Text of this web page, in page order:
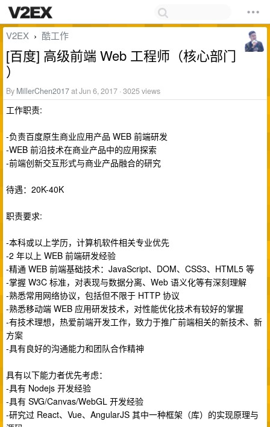
V2EX › 酷工作
[百度] 高级前端 Web 工程师（核心部门
）
By MillerChen2017at Jun 6, 2017 · 3025 views
工作职责:
-负责百度原生商业应用产品 WEB 前端研发
-WEB 前沿技术在商业产品中的应用探索
-前端创新交互形式与商业产品融合的研究
待遇：20K-40K
职责要求:
-本科或以上学历，计算机软件相关专业优先
-2 年以上 WEB 前端研发经验
-精通 WEB 前端基础技术：JavaScript、DOM、CSS3、HTML5 等
-掌握 W3C 标准，对表现与数据分离、Web 语义化等有深刻理解
-熟悉常用网络协议，包括但不限于 HTTP 协议
-熟悉移动端 WEB 应用研发技术，对性能优化技术有较好的掌握
-有技术理想，热爱前端开发工作，致力于推广前端相关的新技术、新
方案
-具有良好的沟通能力和团队合作精神
具有以下能力者优先考虑：
-具有 Nodejs 开发经验
-具有 SVG/Canvas/WebGL 开发经验
-研究过 React、Vue、AngularJS 其中一种框架（库）的实现原理与